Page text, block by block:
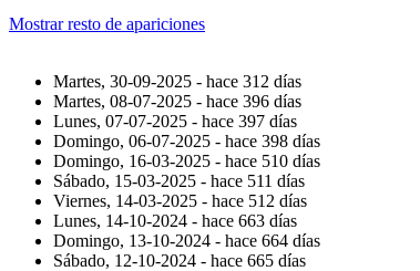
Mostrar resto de apariciones
Martes, 30-09-2025 - hace 312 días
Martes, 08-07-2025 - hace 396 días
Lunes, 07-07-2025 - hace 397 días
Domingo, 06-07-2025 - hace 398 días
Domingo, 16-03-2025 - hace 510 días
Sábado, 15-03-2025 - hace 511 días
Viernes, 14-03-2025 - hace 512 días
Lunes, 14-10-2024 - hace 663 días
Domingo, 13-10-2024 - hace 664 días
Sábado, 12-10-2024 - hace 665 días